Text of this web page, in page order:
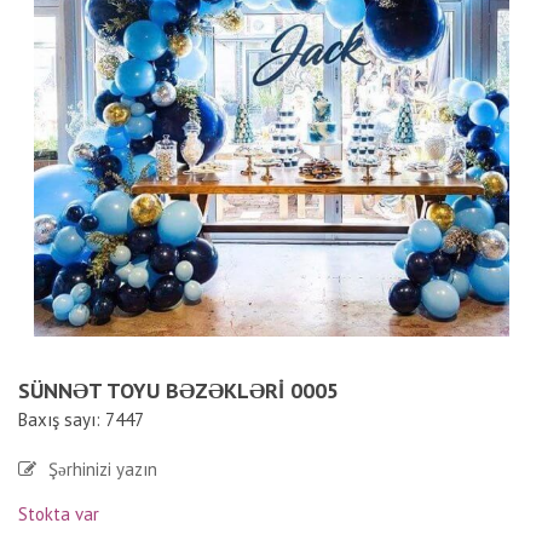
SÜNNƏT TOYU BƏZƏKLƏRI 0005
Baxış sayı: 7447
Şərhinizi yazın
Stokta var